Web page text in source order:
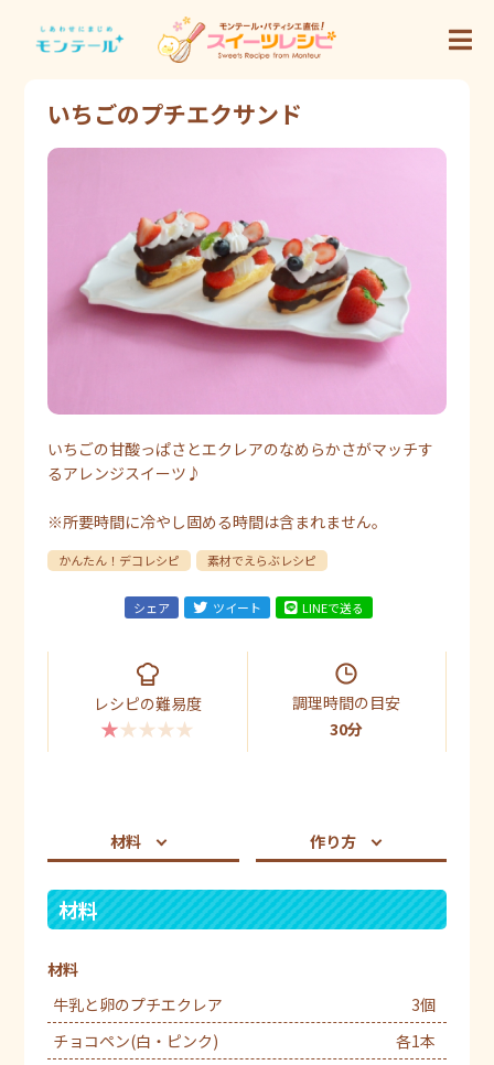
いちごのプチエクサンド
いちごの甘酸っぱさとエクレアのなめらかさがマッチす
るアレンジスイーツ♪
※所要時間に冷やし固める時間は含まれません。
かんたん！デコレシピ 素材でえらぶレシピ
シェア ツイート LINEで送る
レシピの難易度
★★★★★
調理時間の目安
30分
材料 作り方
材料
材料
牛乳と卵のプチエクレア
3個
チョコペン(白・ピンク)
各1本